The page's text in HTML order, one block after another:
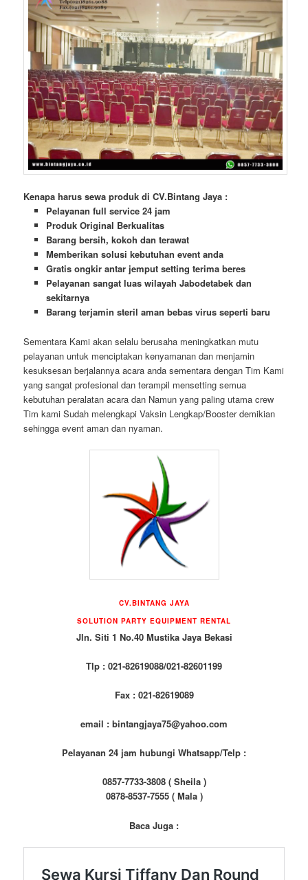
Kenapa harus sewa produk di CV.Bintang Jaya :
Pelayanan full service 24 jam
Produk Original Berkualitas
Barang bersih, kokoh dan terawat
Memberikan solusi kebutuhan event anda
Gratis ongkir antar jemput setting terima beres
Pelayanan sangat luas wilayah Jabodetabek dan
sekitarnya
Barang terjamin steril aman bebas virus seperti baru
Sementara Kami akan selalu berusaha meningkatkan mutu
pelayanan untuk menciptakan kenyamanan dan menjamin
kesuksesan berjalannya acara anda sementara dengan Tim Kami
yang sangat profesional dan terampil mensetting semua
kebutuhan peralatan acara dan Namun yang paling utama crew
Tim kami Sudah melengkapi Vaksin Lengkap/Booster demikian
sehingga event aman dan nyaman.
CV.BINTANG JAYA
SOLUTION PARTY EQUIPMENT RENTAL
Jln. Siti 1 No.40 Mustika Jaya Bekasi
Tlp : 021-82619088/021-82601199
Fax : 021-82619089
email : bintangjaya75@yahoo.com
Pelayanan 24 jam hubungi Whatsapp/Telp :
0857-7733-3808 ( Sheila )
0878-8537-7555 ( Mala )
Baca Juga :